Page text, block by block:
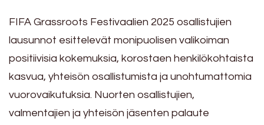
FIFA Grassroots Festivaalien 2025 osallistujien
lausunnot esittelevät monipuolisen valikoiman
positiivisia kokemuksia, korostaen henkilökohtaista
kasvua, yhteisön osallistumista ja unohtumattomia
vuorovaikutuksia. Nuorten osallistujien,
valmentajien ja yhteisön jäsenten palaute